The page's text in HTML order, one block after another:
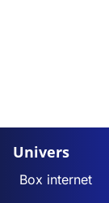
Univers
Box internet